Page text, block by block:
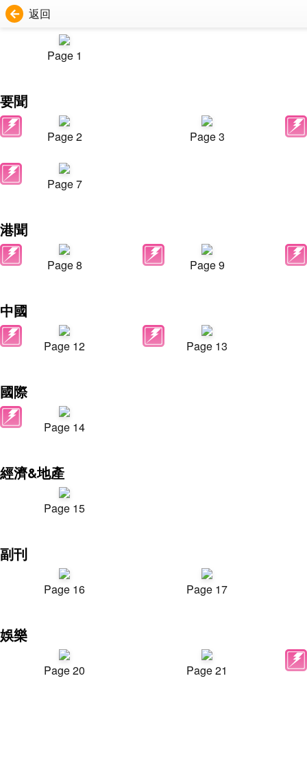
返回
Page 1
要聞
Page 2 Page 3
Page 7
港聞
Page 8 Page 9
中國
Page 12 Page 13
國際
Page 14
經濟&地產
Page 15
副刊
Page 16 Page 17
娛樂
Page 20 Page 21